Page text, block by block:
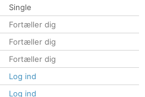
Single
Fortæller dig
Fortæller dig
Fortæller dig
Log ind
Log ind